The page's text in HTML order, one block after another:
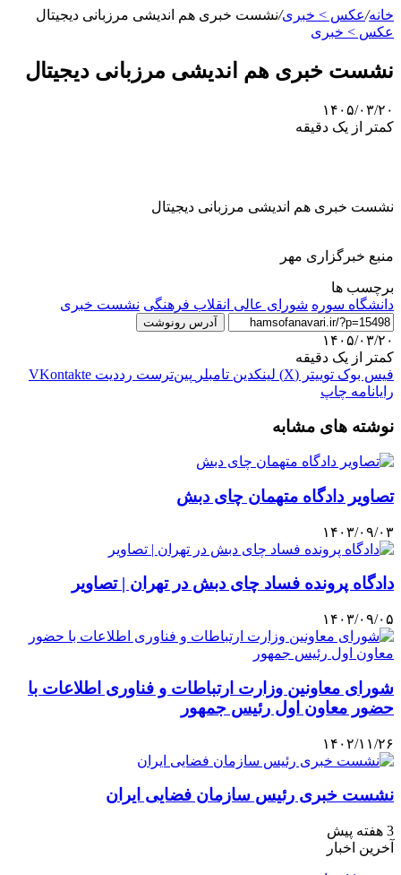
خانه/عکس > خبری/نشست خبری هم اندیشی مرزبانی دیجیتال
عکس > خبری
نشست خبری هم اندیشی مرزبانی دیجیتال
۱۴۰۵/۰۳/۲۰
کمتر از یک دقیقه
نشست خبری هم اندیشی مرزبانی دیجیتال
منبع خبرگزاری مهر
برچسب ها
دانشگاه سوره شورای عالی انقلاب فرهنگی نشست خبری
آدرس رونوشت
۱۴۰۵/۰۳/۲۰
کمتر از یک دقیقه
فیس بوک توییتر (X) لینکدین ‫تامبلر ‫پین‌ترست ‫رددیت ‫VKontakte
رایانامه چاپ
نوشته های مشابه
تصاویر دادگاه متهمان چای دبش
۱۴۰۳/۰۹/۰۳
دادگاه پرونده فساد چای دبش در تهران | تصاویر
۱۴۰۳/۰۹/۰۵
شورای معاونین وزارت ارتباطات و فناوری اطلاعات با
حضور معاون اول رئیس جمهور
۱۴۰۲/۱۱/۲۶
نشست خبری رئیس سازمان فضایی ایران
3 هفته پیش
آخرین اخبار